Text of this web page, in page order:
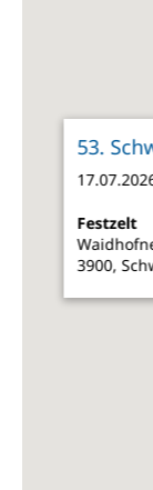
53.
Festzelt
3900,